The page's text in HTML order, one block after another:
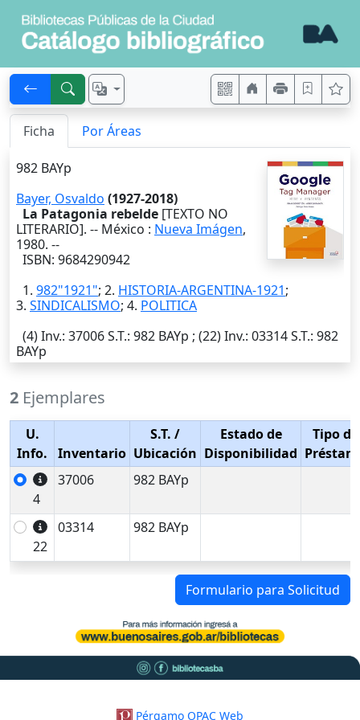
Ficha Por Áreas
982 BAYp
Bayer, Osvaldo (1927-2018)
La Patagonia rebelde [TEXTO NO
LITERARIO]. -- México : Nueva Imágen,
1980. --
ISBN: 9684290942
1. 982"1921"; 2. HISTORIA-ARGENTINA-1921;
3. SINDICALISMO; 4. POLITICA
(4)Inv.: 37006S.T.: 982 BAYp ; (22)Inv.: 03314S.T.: 982
BAYp
2 Ejemplares
U.
Info.
Inventario
S.T. /
Ubicación
Estado de
Disponibilidad
Tipo de
4
37006 982 BAYp
22
03314 982 BAYp
Formulario para Solicitud
Pérgamo OPAC Web